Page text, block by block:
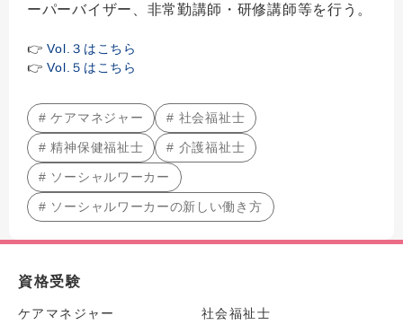
ーパーバイザー、非常勤講師・研修講師等を行う。
👉Vol.３はこちら
👉Vol.５はこちら
# ケアマネジャー # 社会福祉士
# 精神保健福祉士 # 介護福祉士
# ソーシャルワーカー
# ソーシャルワーカーの新しい働き方
資格受験
ケアマネジャー
社会福祉士